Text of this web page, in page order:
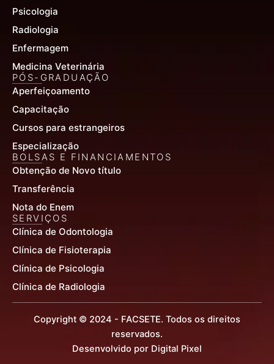
Psicologia
Radiologia
Enfermagem
Medicina Veterinária
PÓS-GRADUAÇÃO
Aperfeiçoamento
Capacitação
Cursos para estrangeiros
Especialização
BOLSAS E FINANCIAMENTOS
Obtenção de Novo título
Transferência
Nota do Enem
SERVIÇOS
Clínica de Odontologia
Clínica de Fisioterapia
Clínica de Psicologia
Clínica de Radiologia
Copyright © 2024 - FACSETE. Todos os direitos
reservados.
Desenvolvido por Digital Pixel